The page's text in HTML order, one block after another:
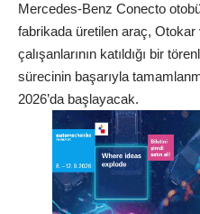
Mercedes-Benz Conecto
fabrikada üretilen araç,
çalışanlarının katıldığı bir
sürecinin başarıyla
2026’da başlayacak.